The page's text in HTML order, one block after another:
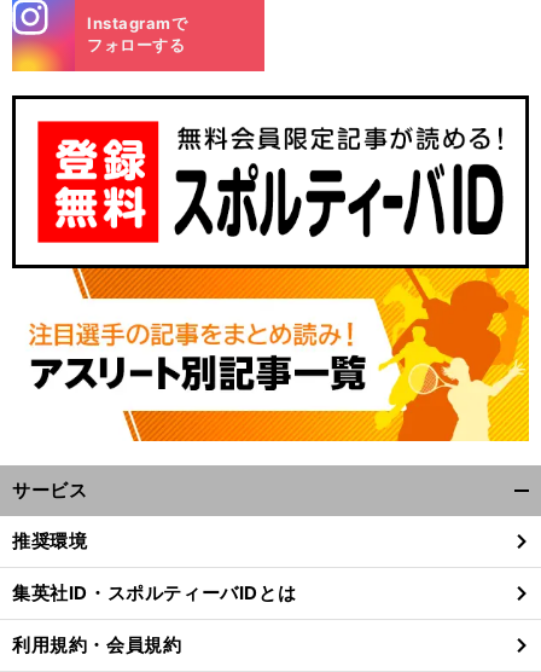
m
Instagramで
フォローする
サービス
閉
る
推奨環境
集英社ID・スポルティーバIDとは
利用規約・会員規約